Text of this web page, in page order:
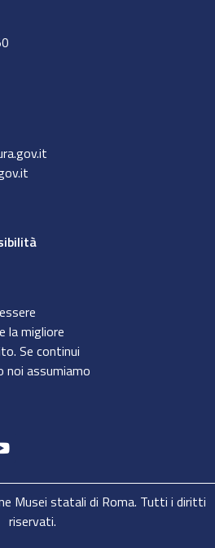
la migliore
Se continui
assumiamo
Musei statali di Roma. Tutti i diritti
riservati.